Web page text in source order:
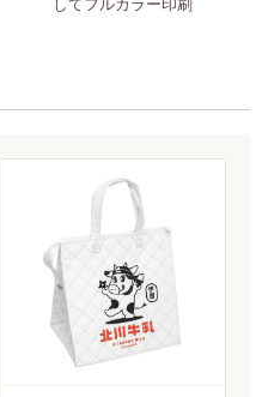
してフルカラー印刷